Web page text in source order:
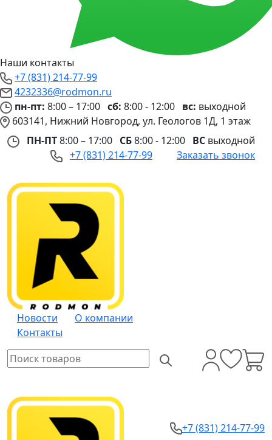
Наши контакты
+7 (831) 214-77-99
4232336@rodmon.ru
пн-пт: 8:00 – 17:00 сб: 8:00 - 12:00 вс: выходной
603141, Нижний Новгород, ул. Геологов 1Д, 1 этаж
ПН-ПТ8:00 – 17:00 СБ8:00 - 12:00 ВС выходной
+7 (831) 214-77-99
Заказать звонок
Новости
О компании
Контакты
+7 (831) 214-77-99